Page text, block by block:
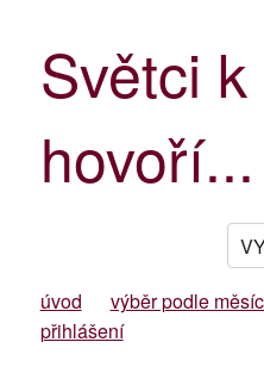
Světci
hovoří...
úvod výběr podle
přihlášení